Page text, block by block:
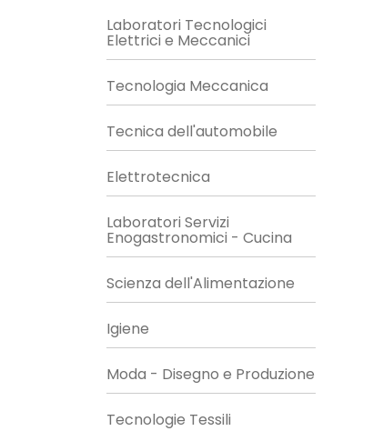
Laboratori Tecnologici
Elettrici e Meccanici
Tecnologia Meccanica
Tecnica dell'automobile
Elettrotecnica
Laboratori Servizi
Enogastronomici - Cucina
Scienza dell'Alimentazione
Igiene
Moda - Disegno e Produzione
Tecnologie Tessili